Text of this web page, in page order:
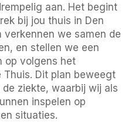
aan. Het begint
bij jou thuis in Den
verkennen we samen de
en stellen we een
op volgens het
Thuis. Dit plan beweegt
ziekte, waarbij wij als
inspelen op
situaties.